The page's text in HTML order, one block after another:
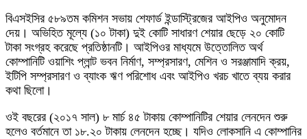
বিএসইসির ৫৮৯তম কমিশন সভায় শেফার্ড ইন্ডাস্ট্রিজের আইপিও অনুমোদন
দেয়। অভিহিত মূল্যে (১০ টাকা) দুই কোটি সাধারণ শেয়ার ছেড়ে ২০ কোটি
টাকা সংগ্রহ করেছে প্রতিষ্ঠানটি। আইপিওর মাধ্যমে উত্তোলিত অর্থ
কোম্পানিটি ওয়াশিং প্লান্ট ভবন নির্মাণ, সম্প্রসারণ, মেশিন ও সরঞ্জামাদি ক্রয়,
ইটিপি সম্প্রসারণ ও ব্যাংক ঋণ পরিশোধ এবং আইপিও খরচ খাতে ব্যয় করার
কথা ছিলো।
ওই বছরের (২০১৭ সাল) ৮ মার্চ ৪৫ টাকায় কোম্পানিটির শেয়ার লেনদেন শুরু
হলেও বর্তমানে তা ১৮.২০ টাকায় লেনদেন হচ্ছে। যদিও লোকসানি এ কোম্পানির